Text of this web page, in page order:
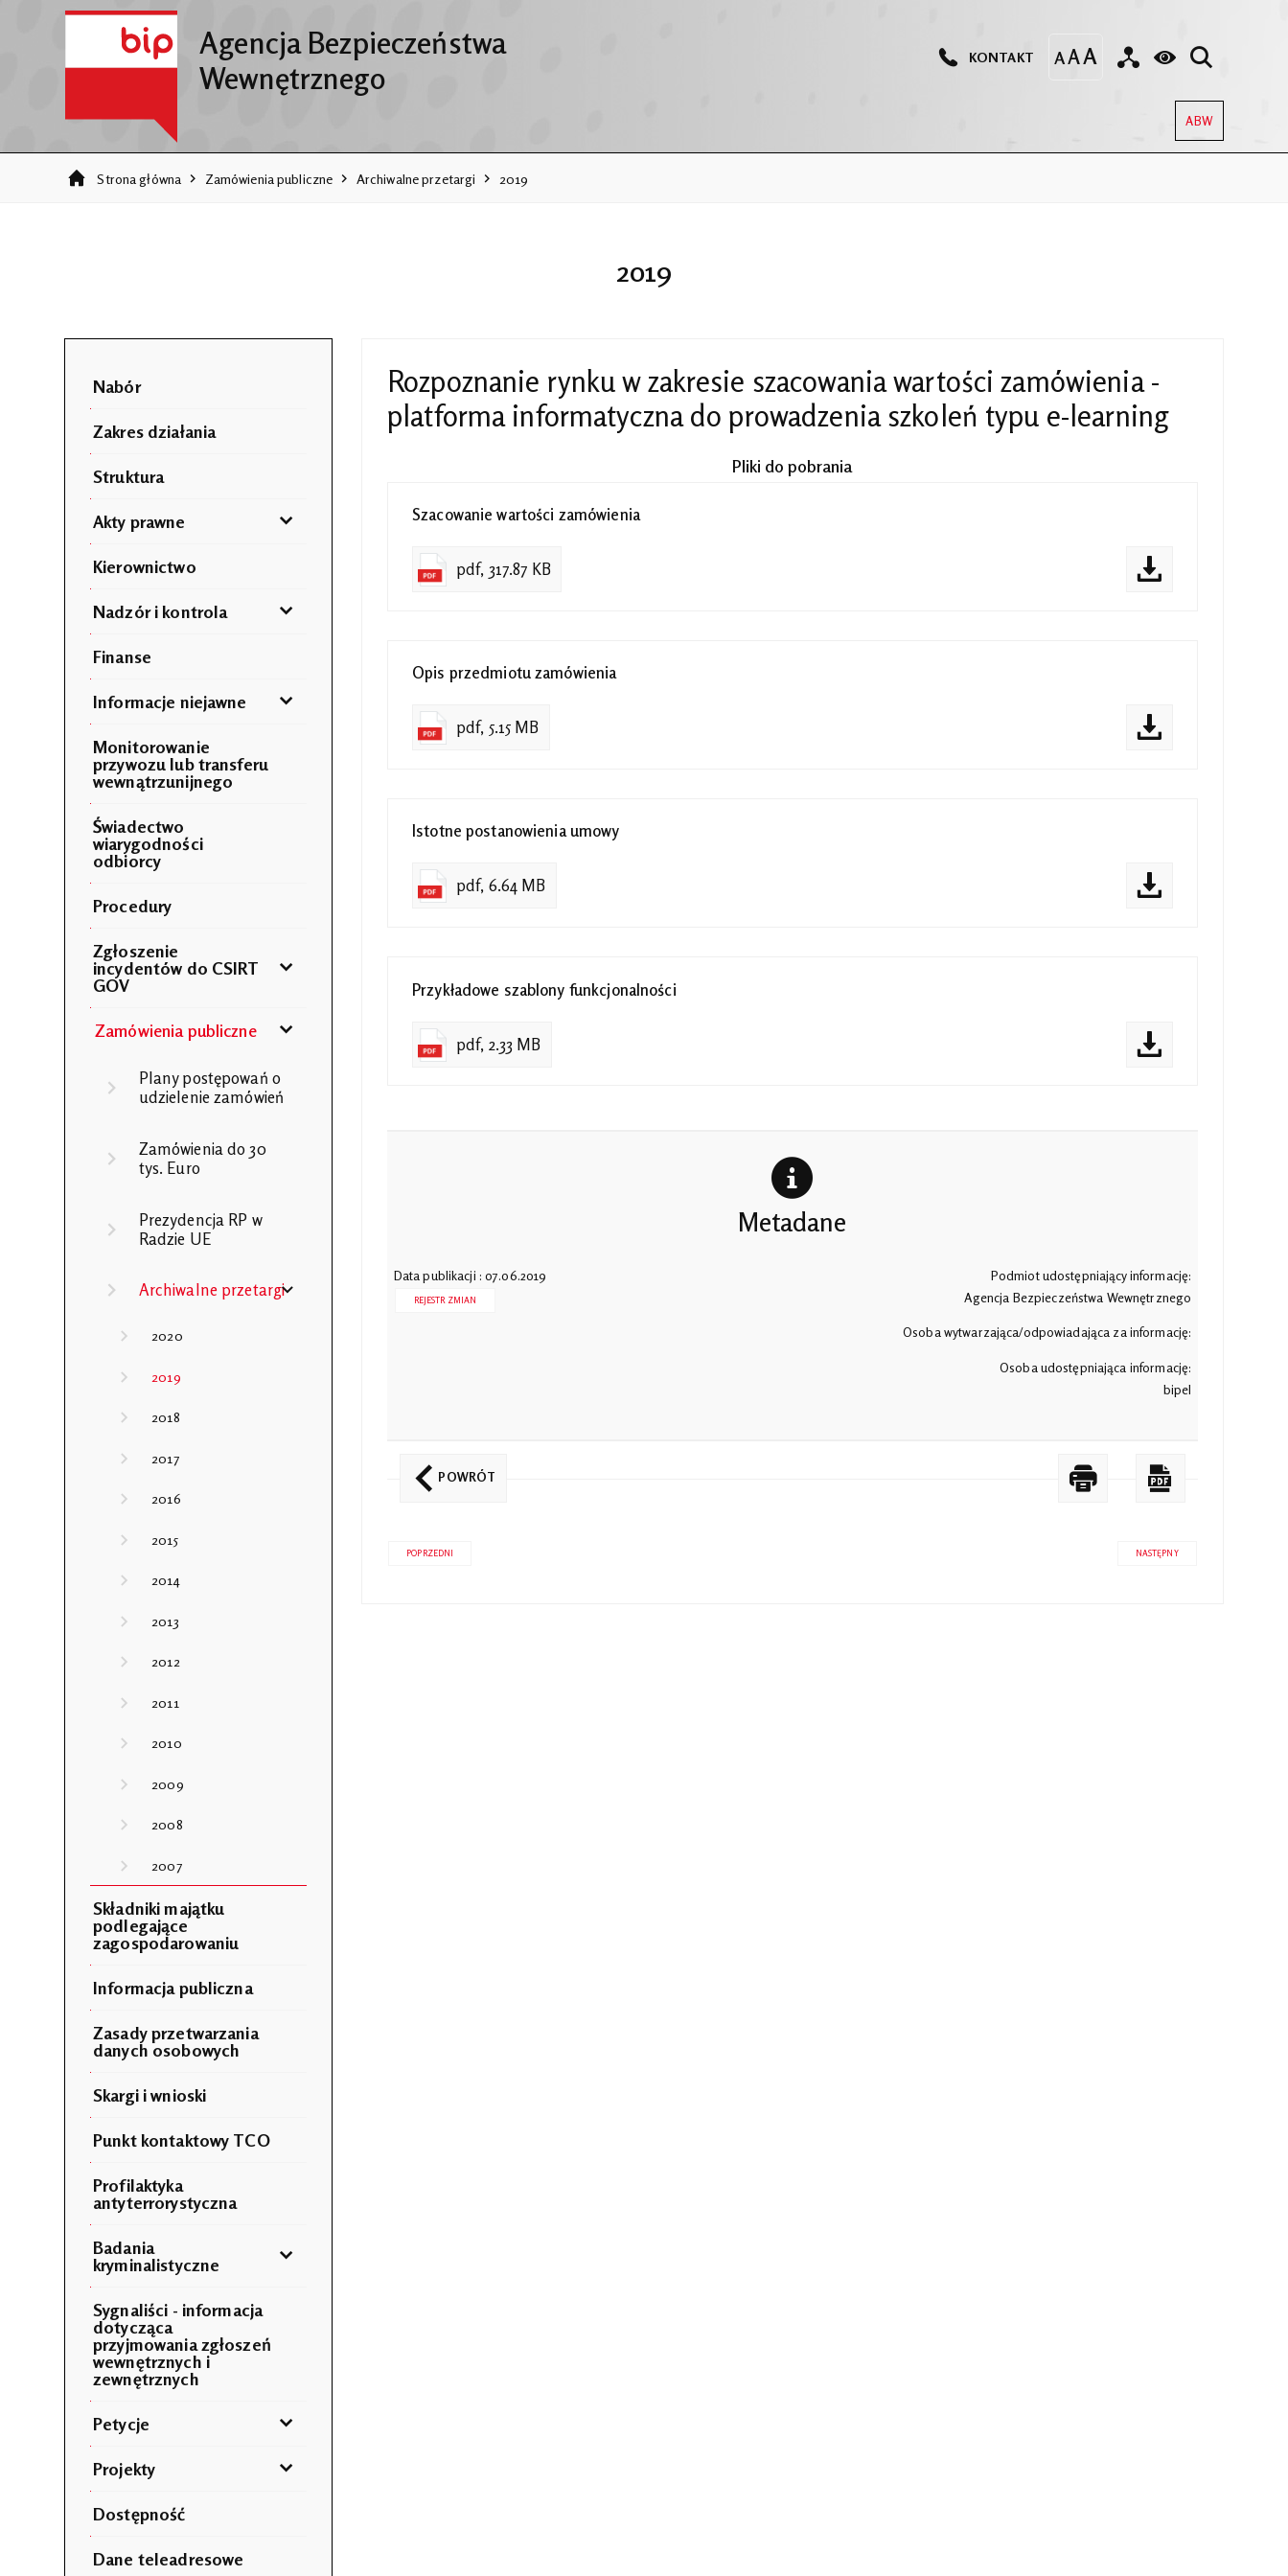
Agencja Bezpieczeństwa
Wewnętrznego
KONTAKT
ABW
Strona główna Zamówienia publiczne Archiwalne przetargi 2019
2019
Nabór
Zakres działania
Struktura
Akty prawne
Kierownictwo
Nadzór i kontrola
Finanse
Informacje niejawne
Monitorowanie
przywozu lub transferu
wewnątrzunijnego
Świadectwo
wiarygodności
odbiorcy
Procedury
Zgłoszenie
incydentów do CSIRT
GOV
Zamówienia publiczne
Plany postępowań o
udzielenie zamówień
Zamówienia do 30
tys. Euro
Prezydencja RP w
Radzie UE
Archiwalne przetargi
2020
2019
2018
2017
2016
2015
2014
2013
2012
2011
2010
2009
2008
2007
Składniki majątku
podlegające
zagospodarowaniu
Informacja publiczna
Zasady przetwarzania
danych osobowych
Skargi i wnioski
Punkt kontaktowy TCO
Profilaktyka
antyterrorystyczna
Badania
kryminalistyczne
Sygnaliści - informacja
dotycząca
przyjmowania zgłoszeń
wewnętrznych i
zewnętrznych
Petycje
Projekty
Dostępność
Dane teleadresowe
Rozpoznanie rynku w zakresie szacowania wartości zamówienia -
platforma informatyczna do prowadzenia szkoleń typu e-learning
Pliki do pobrania
Szacowanie wartości zamówienia
pdf, 317.87 KB
Opis przedmiotu zamówienia
pdf, 5.15 MB
Istotne postanowienia umowy
pdf, 6.64 MB
Przykładowe szablony funkcjonalności
pdf, 2.33 MB
Metadane
Data publikacji : 07.06.2019
REJESTR ZMIAN
Podmiot udostępniający informację:
Agencja Bezpieczeństwa Wewnętrznego
Osoba wytwarzająca/odpowiadająca za informację:
Osoba udostępniająca informację:
bipel
POWRÓT
POPRZEDNI NASTĘPNY